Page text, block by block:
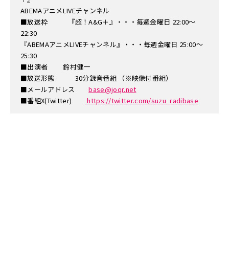
ABEMAアニメLIVEチャンネル
■放送枠 『超！A&G＋』・・・毎週金曜日 22:00～
22:30
『ABEMAアニメLIVEチャンネル』・・・毎週金曜日 25:00～
25:30
■出演者 鈴村健一
■放送形態 30分録音番組 （※映像付番組）
■メールアドレスbase@joqr.net
■番組X(Twitter)
https://twitter.com/suzu_radibase